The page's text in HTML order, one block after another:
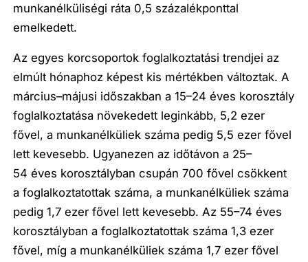
munkanélküliségi ráta 0,5 százalékponttal
emelkedett.
Az egyes korcsoportok foglalkoztatási trendjei az
elmúlt hónaphoz képest kis mértékben változtak. A
március–májusi időszakban a 15–24 éves korosztály
foglalkoztatása növekedett leginkább, 5,2 ezer
fővel, a munkanélküliek száma pedig 5,5 ezer fővel
lett kevesebb. Ugyanezen az időtávon a 25–
54 éves korosztályban csupán 700 fővel csökkent
a foglalkoztatottak száma, a munkanélküliek száma
pedig 1,7 ezer fővel lett kevesebb. Az 55­–74 éves
korosztályban a foglalkoztatottak száma 1,3 ezer
fővel, míg a munkanélküliek száma 1,7 ezer fővel